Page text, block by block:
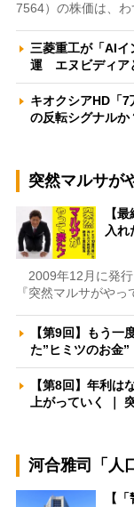
7564）の株価は、
三菱重工が「AIイ
運 エヌビディア
キオクシアHD「
の反転シグナル
突然マルサが
【
入れ
2009年12月に発行
『突然マルサがや
【第9回】もう
た”ヒミツのお金
【第8回】年利
上がっていく ｜
河合雅司「人
【